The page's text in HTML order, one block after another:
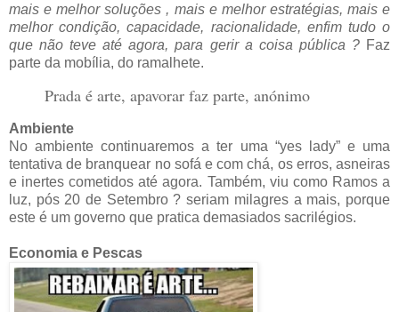
mais e melhor soluções , mais e melhor estratégias, mais e
melhor condição, capacidade, racionalidade, enfim tudo o
que não teve até agora, para gerir a coisa pública ?Faz
parte da mobília, do ramalhete.
Prada é arte, apavorar faz parte, anónimo
Ambiente
No ambiente continuaremos a ter uma “yes lady” e uma
tentativa de branquear no sofá e com chá, os erros, asneiras
e inertes cometidos até agora. Também, viu como Ramos a
luz, pós 20 de Setembro ? seriam milagres a mais, porque
este é um governo que pratica demasiados sacrilégios.
Economia e Pescas